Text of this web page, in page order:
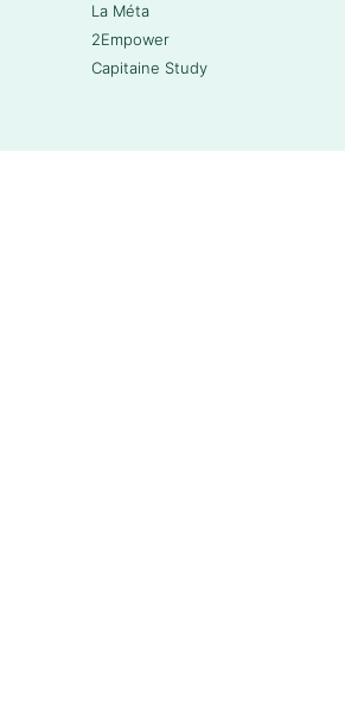
La Méta
2Empower
Capitaine Study